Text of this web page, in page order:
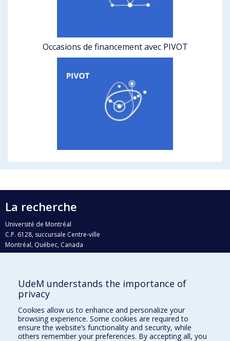
Occasions de financement avec PIVOT
La recherche
Université de Montréal
C.P. 6128, succursale Centre-ville
Montréal, Québec, Canada
H3C 3J7
Qui fait quoi?
Nous trouver
Plan du site
UdeM understands the importance of
privacy
Cookies allow us to enhance and personalize your
browsing experience. Some cookies are required to
ensure the website’s functionality and security, while
others remember your preferences. By accepting all, you